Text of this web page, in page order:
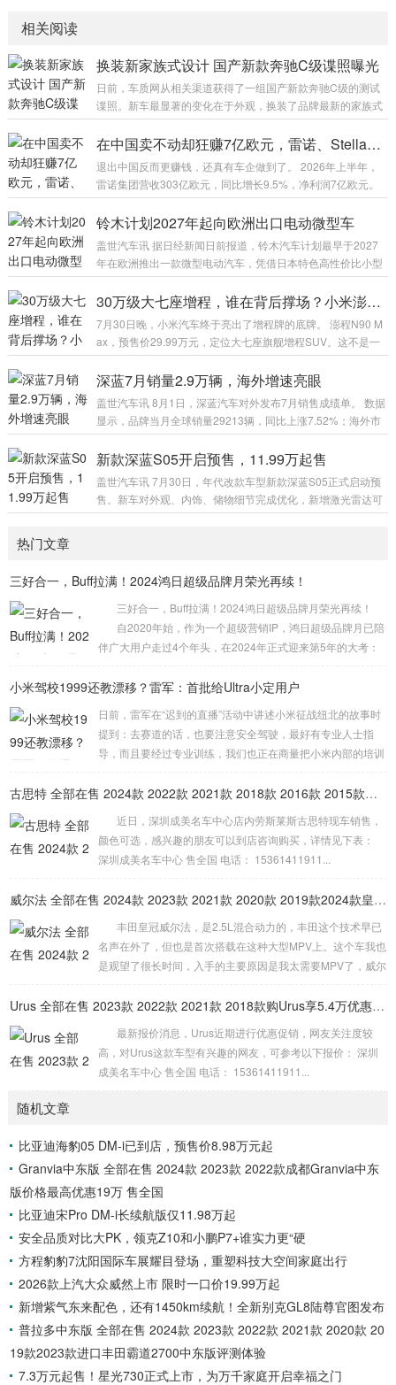
相关阅读
换装新家族式设计 国产新款奔驰C级谍照曝光
日前，车质网从相关渠道获得了一组国产新款奔驰C级的测试
谍照。新车最显著的变化在于外观，换装了品牌最新的家族式
设计语言，前脸大尺寸盾形前格栅尤为吸睛。 从此次曝光的谍
照来看，测试车前脸采用大嘴式前格栅，轮廓与全新奔驰C级
尺寸车标作为点缀，但并未配备发光光源。两侧头灯内部同样
融入了三叉星徽元素，这一设计已成为奔驰家族当下的标志性
与奔驰E级的处...
在中国卖不动却狂赚7亿欧元，雷诺、Stellantis给中国车市上了一课
退出中国反而更赚钱，还真有车企做到了。 2026年上半年，
雷诺集团营收303亿欧元，同比增长9.5%，净利润7亿欧元。
同期，Stellantis集团上半年营收超816亿欧元，净利润达6.7亿
欧元，一举扭亏为盈。 而这两家在欧洲和北美狂赚钱的汽车巨
中国卖车，反而更赚钱了。这到底是巧合，还是给中国车市敲
响的又一记警钟？ 雷诺和Stellantis在中国市场的失败，是一段
铃木计划2027年起向欧洲出口电动微型车
盖世汽车讯 据日经新闻日前报道，铃木汽车计划最早于2027
年在欧洲推出一款微型电动汽车，凭借日本特色高性价比小型
车型，与欧洲本土车企及中国电动汽车厂商展开竞争。 铃木计
划出口将于今年秋季在日本本土首发的电动微型车。新车将在
在销售市场。上世纪90年代铃木曾小规模向欧洲出口Cappucci
no敞篷跑车，此后这将是铃木首次向海外出口与日本本土版本
售价尚...
30万级大七座增程，谁在背后撑场？小米澎程N90 Max核心零部件配套供应商一览
7月30日晚，小米汽车终于亮出了增程牌的底牌。 澎程N90 M
ax，预售价29.99万元，定位大七座旗舰增程SUV。这不是一
台普通的“大车”——它是小米昆仑技术架构的首款落地车型，
也是小米在SU7、YU7纯电序列之外，开辟的全新战场。 从产
里程焦虑，用英伟达Thor芯片加双激光雷达的满配智驾硬件拉
高智能化门槛，再配合小米生态的多屏联动体验，试图在30万
相当成熟的...
深蓝7月销量2.9万辆，海外增速亮眼
盖世汽车讯 8月1日，深蓝汽车对外发布7月销售成绩单。 数据
显示，品牌当月全球销量29213辆，同比上涨7.52%；海外市
场环比增长22.87%。截至7月末，深蓝全球累计销量突破91万
辆，距离年度百万用户门槛越来越近。 拉长时间维度来看，今
8%；其中海外交付44508辆，同比大涨87.48%，海外市场增
长速度大幅跑赢大盘，出海成效持续显现。 图片来源：深蓝 车
新款深蓝S05开启预售，11.99万起售
盖世汽车讯 7月30日，年代改款车型新款深蓝S05正式启动预
售。新车对外观、内饰、储物细节完成优化，新增激光雷达可
选，官方同步放出五款纯电车型预售定价以及三款个性化选装
雷达版本，激光雷达车型售价适度上浮，以此区分高阶智驾配
置。预售周期内，用户缴纳1000元意向金可抵扣2000元购车
款，是本次预...
热门文章
​三好合一，Buff拉满！2024鸿日超级品牌月荣光再续！
三好合一，Buff拉满！2024鸿日超级品牌月荣光再续！
自2020年始，作为一个超级营销IP，鸿日超级品牌月已陪
伴广大用户走过4个年头，在2024年正式迎来第5年的大考：
多的人开好车？面对这一系列的难题与挑战，2024鸿日超级
小米驾校1999还教漂移？雷军：首批给Ultra小定用户
日前，雷军在“迟到的直播”活动中讲述小米征战纽北的故事时
提到：去赛道的话，也要注意安全驾驶，最好有专业人士指
导，而且要经过专业训练，我们也正在商量把小米内部的培训
米驾校计划将为车主提供三项高级驾驶培训课程，包括内部高
车主的驾驶技能，特别是对于那些已经取得驾照但驾驶技术欠
佳的人群。但关于培训费用的具体细节，雷军并未在直播中提
及。 此事一出引发网友热议，有人提出...
古思特 全部在售 2024款 2022款 2021款 2018款 2016款 2015款深圳成美名车中心劳斯莱斯古思特限时优惠 目前503万元起售
近日，深圳成美名车中心店内劳斯莱斯古思特现车销售，
颜色可选，感兴趣的朋友可以到店咨询购买，详情见下表：
深圳成美名车中心 售全国 电话： 15361411911...
威尔法 全部在售 2024款 2023款 2021款 2020款 2019款2024款皇冠威尔法全新上市售价多少钱
丰田皇冠威尔法，是2.5L混合动力的，丰田这个技术早已
名声在外了，但也是首次搭载在这种大型MPV上。这个车我也
是观望了很长时间，入手的主要原因是我太需要MPV了，威尔
赖的，我开了这么长时间了，实际上，买MPV追求的就是威尔Urus 全部在售 2023款 2022款 2021款 2018款购Urus享5.4万优惠 欢迎到店试驾
最新报价消息，Urus近期进行优惠促销，网友关注度较
高，对Urus这款车型有兴趣的网友，可参考以下报价： 深圳
成美名车中心 售全国 电话： 15361411911...
随机文章
比亚迪海豹05 DM-i已到店，预售价8.98万元起
Granvia中东版 全部在售 2024款 2023款 2022款成都Granvia中东
版价格最高优惠19万 售全国
比亚迪宋Pro DM-i长续航版仅11.98万起
安全品质对比大PK，领克Z10和小鹏P7+谁实力更“硬
方程豹豹7沈阳国际车展耀目登场，重塑科技大空间家庭出行
2026款上汽大众威然上市 限时一口价19.99万起
新增紫气东来配色，还有1450km续航！全新别克GL8陆尊官图发布
普拉多中东版 全部在售 2024款 2023款 2022款 2021款 2020款 20
19款2023款进口丰田霸道2700中东版评测体验
7.3万元起售！星光730正式上市，为万千家庭开启幸福之门